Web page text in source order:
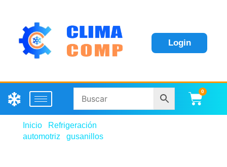
Login
0
Inicio
Refrigeración
automotriz
gusanillos